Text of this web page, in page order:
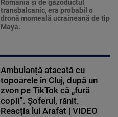
România şi de gazoductul
transbalcanic, era probabil o
dronă momeală ucraineană de tip
Maya.
Ambulanță atacată cu
topoarele în Cluj, după un
zvon pe TikTok că „fură
copii”. Șoferul, rănit.
Reacția lui Arafat | VIDEO